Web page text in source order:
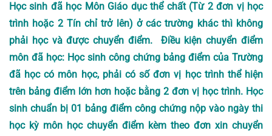
Học sinh đã học Môn Giáo dục thể chất (Từ 2 đơn vị học
trình hoặc 2 Tín chỉ trở lên) ở các trường khác thì không
phải học và được chuyển điểm. Điều kiện chuyển điểm
môn đã học: Học sinh công chứng bảng điểm của Trường
đã học có môn học, phải có số đơn vị học trình thể hiện
trên bảng điểm lớn hơn hoặc bằng 2 đơn vị học trình. Học
sinh chuẩn bị 01 bảng điểm công chứng nộp vào ngày thi
học kỳ môn học chuyển điểm kèm theo đơn xin chuyển